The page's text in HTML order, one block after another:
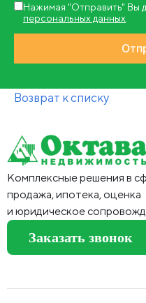
Нажимая "Отправить" Вы
персональных данных
Возврат к списку
Комплексные решения в
продажа, ипотека, оценка
и юридическое
Заказать звонок